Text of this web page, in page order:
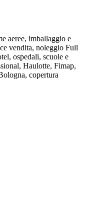
aeree, imballaggio e
vendita, noleggio Full
ospedali, scuole e
Haulotte, Fimap,
copertura